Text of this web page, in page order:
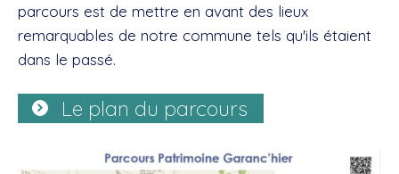
parcours est de mettre en avant des lieux
remarquables de notre commune tels qu'ils étaient
dans le passé.
Le plan du parcours